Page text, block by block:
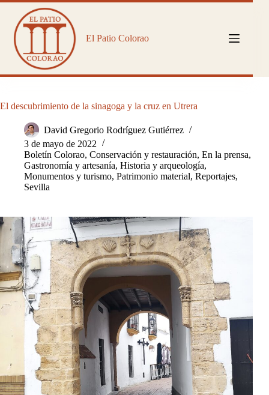
Saltar
contenido
El Patio Colorao
El descubrimiento de la sinagoga y la cruz en Utrera
David Gregorio Rodríguez Gutiérrez
3 de mayo de 2022
Boletín Colorao, Conservación y restauración, En la prensa,
Gastronomía y artesanía, Historia y arqueología,
Monumentos y turismo, Patrimonio material, Reportajes,
Sevilla